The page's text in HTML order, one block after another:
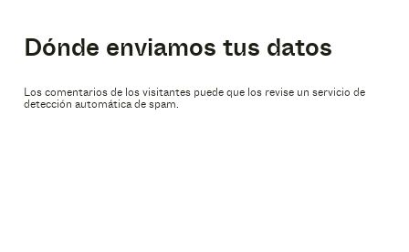
Dónde enviamos tus datos
Los comentarios de los visitantes puede que los revise un servicio de
detección automática de spam.